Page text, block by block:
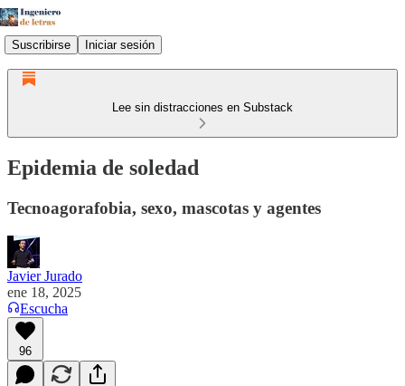
Suscribirse Iniciar sesión
Lee sin distracciones en Substack
Epidemia de soledad
Tecnoagorafobia, sexo, mascotas y agentes
Javier Jurado
ene 18, 2025
Escucha
96